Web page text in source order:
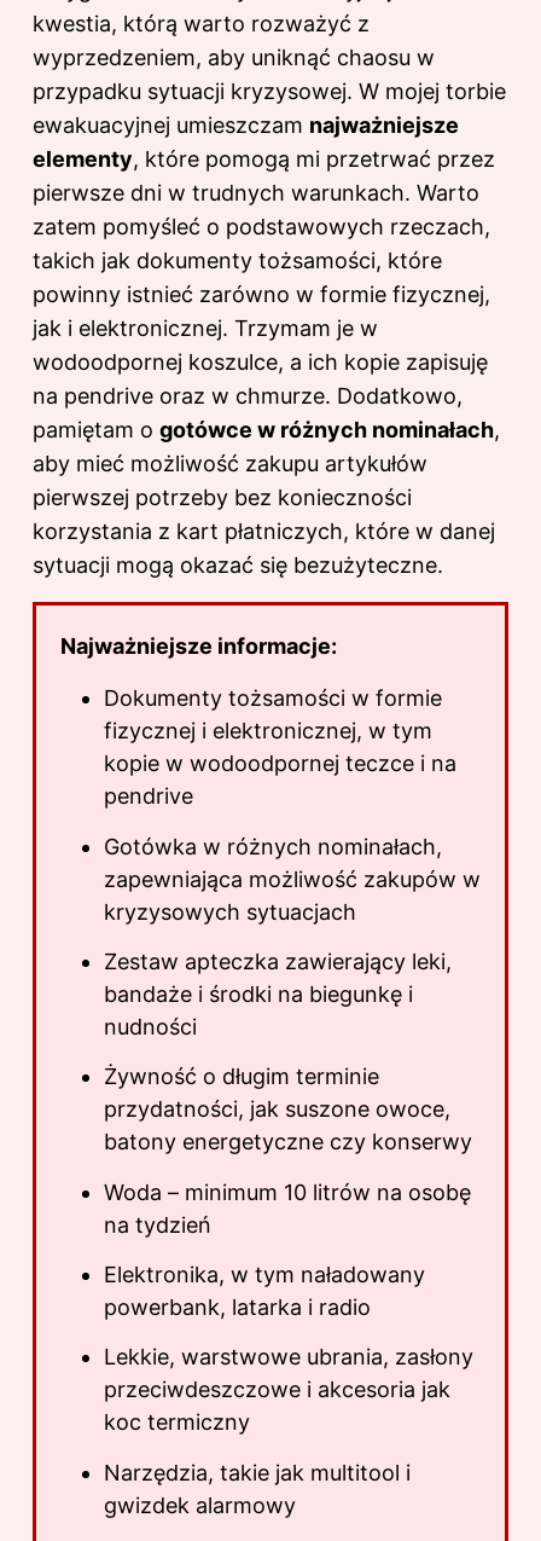
kwestia, którą warto rozważyć z
wyprzedzeniem, aby uniknąć chaosu w
przypadku sytuacji kryzysowej. W mojej torbie
ewakuacyjnej umieszczam najważniejsze
elementy, które pomogą mi przetrwać przez
pierwsze dni w trudnych warunkach. Warto
zatem pomyśleć o podstawowych rzeczach,
takich jak dokumenty tożsamości, które
powinny istnieć zarówno w formie fizycznej,
jak i elektronicznej. Trzymam je w
wodoodpornej koszulce, a ich kopie zapisuję
na pendrive oraz w chmurze. Dodatkowo,
pamiętam o gotówce w różnych nominałach,
aby mieć możliwość zakupu artykułów
pierwszej potrzeby bez konieczności
korzystania z kart płatniczych, które w danej
sytuacji mogą okazać się bezużyteczne.
Najważniejsze informacje:
Dokumenty tożsamości w formie
fizycznej i elektronicznej, w tym
kopie w wodoodpornej teczce i na
pendrive
Gotówka w różnych nominałach,
zapewniająca możliwość zakupów w
kryzysowych sytuacjach
Zestaw apteczka zawierający leki,
bandaże i środki na biegunkę i
nudności
Żywność o długim terminie
przydatności, jak suszone owoce,
batony energetyczne czy konserwy
Woda – minimum 10 litrów na osobę
na tydzień
Elektronika, w tym naładowany
powerbank, latarka i radio
Lekkie, warstwowe ubrania, zasłony
przeciwdeszczowe i akcesoria jak
koc termiczny
Narzędzia, takie jak multitool i
gwizdek alarmowy